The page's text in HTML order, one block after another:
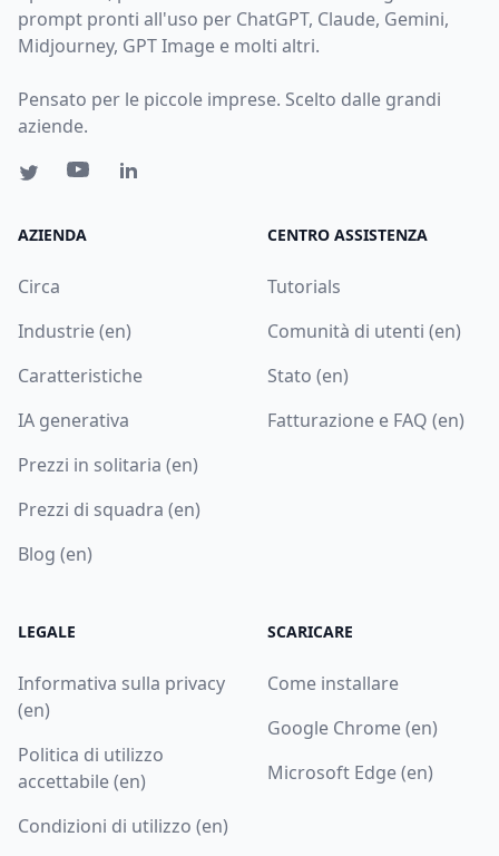
prompt pronti all'uso per ChatGPT, Claude, Gemini,
Midjourney, GPT Image e molti altri.
Pensato per le piccole imprese. Scelto dalle grandi
aziende.
AZIENDA
Circa
Industrie (en)
Caratteristiche
IA generativa
Prezzi in solitaria (en)
Prezzi di squadra (en)
Blog (en)
CENTRO ASSISTENZA
Tutorials
Comunità di utenti (en)
Stato (en)
Fatturazione e FAQ (en)
LEGALE
Informativa sulla privacy
(en)
Politica di utilizzo
accettabile (en)
Condizioni di utilizzo (en)
SCARICARE
Come installare
Google Chrome (en)
Microsoft Edge (en)